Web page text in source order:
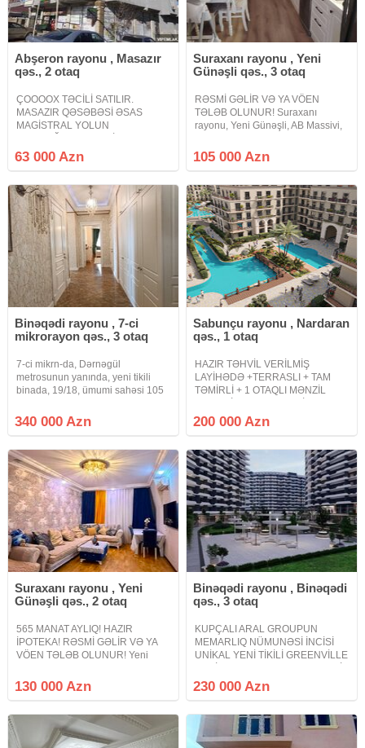
Abşeron rayonu , Masazır
qəs., 2 otaq
ÇOOOOX TƏCİLİ SATILIR.
MASAZIR QƏSƏBƏSİ ƏSAS
MAGİSTRAL YOLUN
İNŞAAT BİNASINDA. Masazır
qəsəbəsi əsas magistral yolun
binasında tamtəmirli əşyalı mənzil
satılır 2
63 000 Azn
Suraxanı rayonu , Yeni
Günəşli qəs., 3 otaq
RƏSMİ GƏLİR VƏ YA VÖEN
TƏLƏB OLUNUR! Suraxanı
rayonu, Yeni Günəşli, AB Massivi,
mənzil çıxarılır. 13 mərtəbəli
binanın 2-ci mərtəbəsində yerləşir.
Su, Qaz
105 000 Azn
Binəqədi rayonu , 7-ci
mikrorayon qəs., 3 otaq
7-ci mikrn-da, Dərnəgül
metrosunun yanında, yeni tikili
binada, 19/18, ümumi sahəsi 105
3 otaqlı mənzil satılır. Mənzilin
super panoraması var. Yaxınlıqda
340 000 Azn
Sabunçu rayonu , Nardaran
qəs., 1 otaq
HAZIR TƏHVİL VERİLMİŞ
LAYİHƏDƏ +TERRASLI + TAM
TƏMİRLİ + 1 OTAQLI MƏNZİL
TƏCİLİ SATILIR ! MARİNA
VİLLAGE ! - Sea Breeze Resort ,
mərtəbə - 54.9 kv/m - terras
200 000 Azn
Suraxanı rayonu , Yeni
Günəşli qəs., 2 otaq
565 MANAT AYLIQ! HAZIR
İPOTEKA! RƏSMİ GƏLİR VƏ YA
VÖEN TƏLƏB OLUNUR! Yeni
Yeni Günəşli D massivində
QANUNİ 2 otaqlı mənzil satışa
mərtəbəli binanın 15-ci
130 000 Azn
Binəqədi rayonu , Binəqədi
qəs., 3 otaq
KUPÇALI ARAL GROUPUN
MEMARLIQ NÜMUNƏSİ İNCİSİ
UNİKAL YENİ TİKİLİ GREENVİLLE
HƏYƏTƏ BAXIR QAZLI
YAŞAYIŞLI BİNA. Bakı şəhərində
komplekslərindən biri Avtovağzal
230 000 Azn